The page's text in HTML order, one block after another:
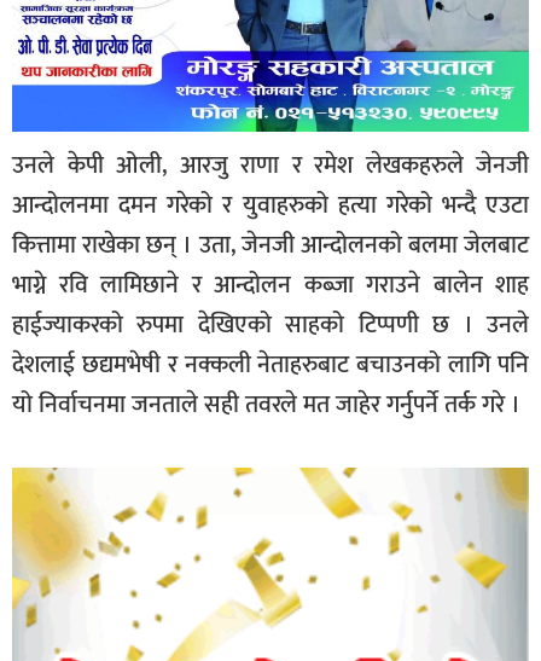
उनले केपी ओली, आरजु राणा र रमेश लेखकहरुले जेनजी
आन्दोलनमा दमन गरेको र युवाहरुको हत्या गरेको भन्दै एउटा
कित्तामा राखेका छन् । उता, जेनजी आन्दोलनको बलमा जेलबाट
भाग्ने रवि लामिछाने र आन्दोलन कब्जा गराउने बालेन शाह
हाईज्याकरको रुपमा देखिएको साहको टिप्पणी छ । उनले
देशलाई छद्यमभेषी र नक्कली नेताहरुबाट बचाउनको लागि पनि
यो निर्वाचनमा जनताले सही तवरले मत जाहेर गर्नुपर्ने तर्क गरे ।